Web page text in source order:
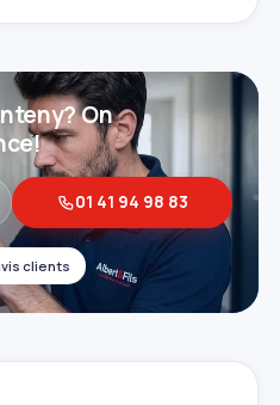
clients
On
01 41 94 98 83